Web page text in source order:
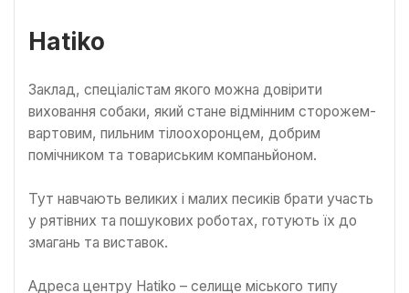
Hatiko
Заклад, спеціалістам якого можна довірити
виховання собаки, який стане відмінним сторожем-
вартовим, пильним тілоохоронцем, добрим
помічником та товариським компаньйоном.
Тут навчають великих і малих песиків брати участь
у рятівних та пошукових роботах, готують їх до
змагань та виставок.
Адреса центру Hatiko – селище міського типу